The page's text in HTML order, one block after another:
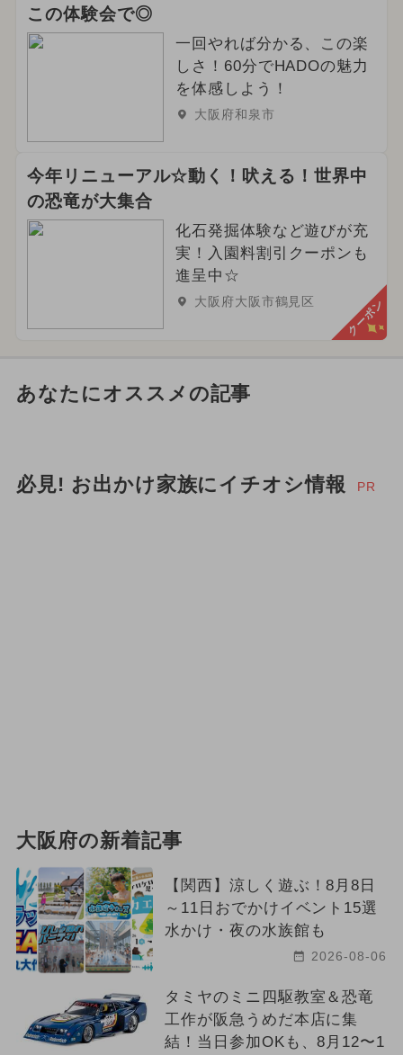
この体験会で◎
一回やれば分かる、この楽
しさ！60分でHADOの魅力
を体感しよう！
大阪府和泉市
今年リニューアル☆動く！吠える！世界中
の恐竜が大集合
化石発掘体験など遊びが充
実！入園料割引クーポンも
進呈中☆
大阪府大阪市鶴見区 クーポン
あなたにオススメの記事
必見! お出かけ家族にイチオシ情報 PR
大阪府の新着記事
【関西】涼しく遊ぶ！8月8日
～11日おでかけイベント15選
水かけ・夜の水族館も
2026-08-06
タミヤのミニ四駆教室＆恐竜
工作が阪急うめだ本店に集
結！当日参加OKも、8月12〜1